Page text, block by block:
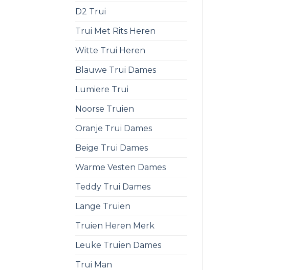
D2 Trui
Trui Met Rits Heren
Witte Trui Heren
Blauwe Trui Dames
Lumiere Trui
Noorse Truien
Oranje Trui Dames
Beige Trui Dames
Warme Vesten Dames
Teddy Trui Dames
Lange Truien
Truien Heren Merk
Leuke Truien Dames
Trui Man